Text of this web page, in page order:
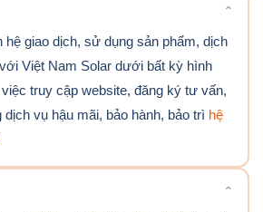
⌃
hệ giao dịch, sử dụng sản phẩm, dịch
Việt Nam Solar dưới bất kỳ hình
truy cập website, đăng ký tư vấn,
vụ hậu mãi, bảo hành, bảo trì hệ
⌃